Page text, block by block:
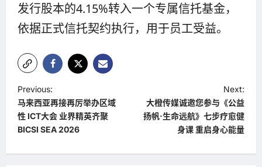
发行股本的4.15%转入一个专属信托基金，
依据正式信托契约执行，用于员工受益。
P
o
s
Previous:
马来西亚再接再厉举办区域
性 ICT大会 业界精英齐聚
BICSI SEA 2026
Next:
大橙传媒诚邀您参与《公益
扬帆·生命远航》七步疗愈健
身课 重启身心能量